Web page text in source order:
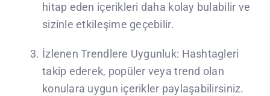
hitap eden içerikleri daha kolay bulabilir ve
sizinle etkileşime geçebilir.
İzlenen Trendlere Uygunluk: Hashtagleri
takip ederek, popüler veya trend olan
konulara uygun içerikler paylaşabilirsiniz.